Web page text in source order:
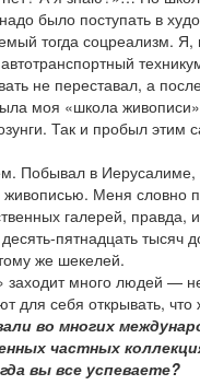
было поступать в
тогда соцреализм.
не переставал, а
моя «школа
Так и пробыл
Побывал в Иерусалиме,
Меня словно
галерей,
пятнадцать
же шекелей.
много людей —
для себя открывать, что
во многих
частных
вы все успеваете?